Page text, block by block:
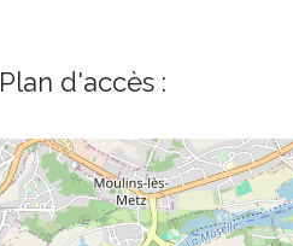
Plan d'accès :